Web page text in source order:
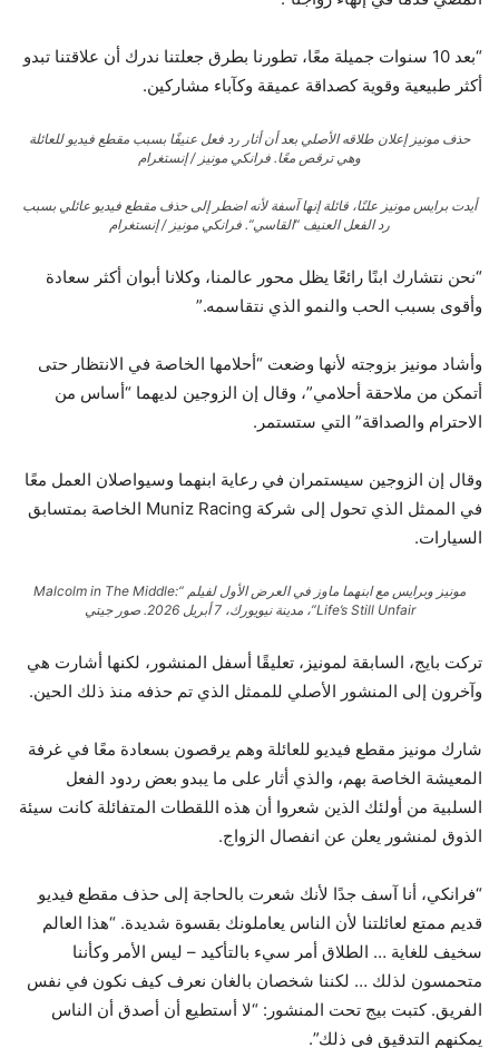
“بعد 10 سنوات جميلة معًا، تطورنا بطرق جعلتنا ندرك أن علاقتنا تبدو
أكثر طبيعية وقوية كصداقة عميقة وكآباء مشاركين.
حذف مونيز إعلان طلاقه الأصلي بعد أن أثار رد فعل عنيفًا بسبب مقطع فيديو للعائلة
وهي ترقص معًا. فرانكي مونيز / إنستغرام
أيدت برايس مونيز علنًا، قائلة إنها آسفة لأنه اضطر إلى حذف مقطع فيديو عائلي بسبب
رد الفعل العنيف “القاسي”. فرانكي مونيز / إنستغرام
“نحن نتشارك ابنًا رائعًا يظل محور عالمنا، وكلانا أبوان أكثر سعادة
وأقوى بسبب الحب والنمو الذي نتقاسمه.”
وأشاد مونيز بزوجته لأنها وضعت “أحلامها الخاصة في الانتظار حتى
أتمكن من ملاحقة أحلامي”، وقال إن الزوجين لديهما “أساس من
الاحترام والصداقة” التي ستستمر.
وقال إن الزوجين سيستمران في رعاية ابنهما وسيواصلان العمل معًا
في الممثل الذي تحول إلى شركة Muniz Racing الخاصة بمتسابق
السيارات.
مونيز وبرايس مع ابنهما ماوز في العرض الأول لفيلم “Malcolm in The Middle:
Life’s Still Unfair”، مدينة نيويورك، 7 أبريل 2026.
صور جيتي
تركت بايج، السابقة لمونيز، تعليقًا أسفل المنشور، لكنها أشارت هي
وآخرون إلى المنشور الأصلي للممثل الذي تم حذفه منذ ذلك الحين.
شارك مونيز مقطع فيديو للعائلة وهم يرقصون بسعادة معًا في غرفة
المعيشة الخاصة بهم، والذي أثار على ما يبدو بعض ردود الفعل
السلبية من أولئك الذين شعروا أن هذه اللقطات المتفائلة كانت سيئة
الذوق لمنشور يعلن عن انفصال الزواج.
“فرانكي، أنا آسف جدًا لأنك شعرت بالحاجة إلى حذف مقطع فيديو
قديم ممتع لعائلتنا لأن الناس يعاملونك بقسوة شديدة. “هذا العالم
سخيف للغاية … الطلاق أمر سيء بالتأكيد – ليس الأمر وكأننا
متحمسون لذلك … لكننا شخصان بالغان نعرف كيف نكون في نفس
الفريق. كتبت بيج تحت المنشور: “لا أستطيع أن أصدق أن الناس
يمكنهم التدقيق في ذلك”.